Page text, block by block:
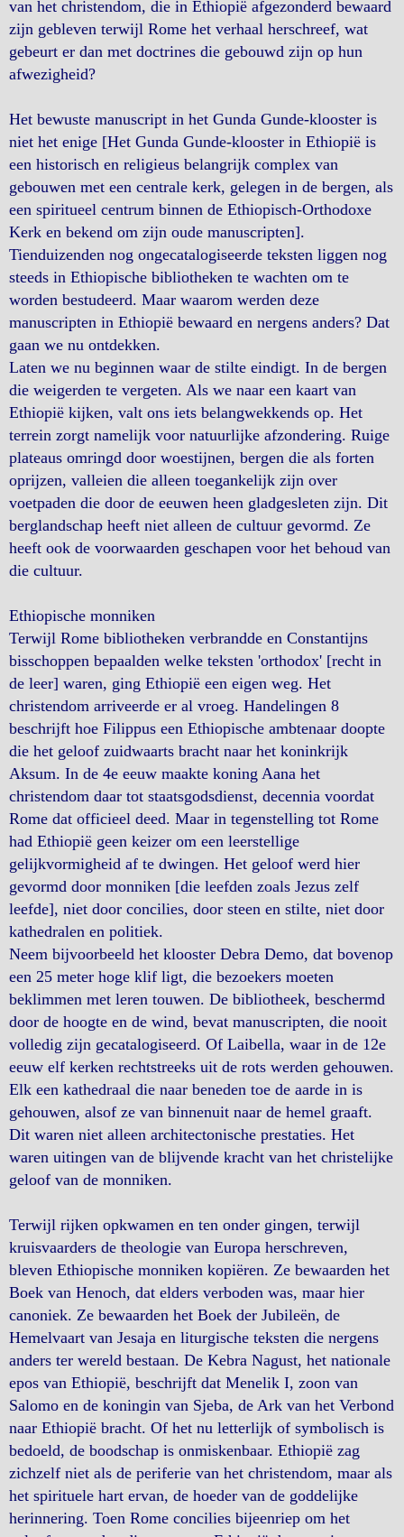
van het christendom, die in Ethiopië afgezonderd bewaard
zijn gebleven terwijl Rome het verhaal herschreef, wat
gebeurt er dan met doctrines die gebouwd zijn op hun
afwezigheid?
Het bewuste manuscript in het Gunda Gunde-klooster is
niet het enige [Het Gunda Gunde-klooster in Ethiopië is
een historisch en religieus belangrijk complex van
gebouwen met een centrale kerk, gelegen in de bergen, als
een spiritueel centrum binnen de Ethiopisch-Orthodoxe
Kerk en bekend om zijn oude manuscripten].
Tienduizenden nog ongecatalogiseerde teksten liggen nog
steeds in Ethiopische bibliotheken te wachten om te
worden bestudeerd. Maar waarom werden deze
manuscripten in Ethiopië bewaard en nergens anders? Dat
gaan we nu ontdekken.
Laten we nu beginnen waar de stilte eindigt. In de bergen
die weigerden te vergeten. Als we naar een kaart van
Ethiopië kijken, valt ons iets belangwekkends op. Het
terrein zorgt namelijk voor natuurlijke afzondering. Ruige
plateaus omringd door woestijnen, bergen die als forten
oprijzen, valleien die alleen toegankelijk zijn over
voetpaden die door de eeuwen heen gladgesleten zijn. Dit
berglandschap heeft niet alleen de cultuur gevormd. Ze
heeft ook de voorwaarden geschapen voor het behoud van
die cultuur.
Ethiopische monniken
Terwijl Rome bibliotheken verbrandde en Constantijns
bisschoppen bepaalden welke teksten 'orthodox' [recht in
de leer] waren, ging Ethiopië een eigen weg. Het
christendom arriveerde er al vroeg. Handelingen 8
beschrijft hoe Filippus een Ethiopische ambtenaar doopte
die het geloof zuidwaarts bracht naar het koninkrijk
Aksum. In de 4e eeuw maakte koning Aana het
christendom daar tot staatsgodsdienst, decennia voordat
Rome dat officieel deed. Maar in tegenstelling tot Rome
had Ethiopië geen keizer om een leerstellige
gelijkvormigheid af te dwingen. Het geloof werd hier
gevormd door monniken [die leefden zoals Jezus zelf
leefde], niet door concilies, door steen en stilte, niet door
kathedralen en politiek.
Neem bijvoorbeeld het klooster Debra Demo, dat bovenop
een 25 meter hoge klif ligt, die bezoekers moeten
beklimmen met leren touwen. De bibliotheek, beschermd
door de hoogte en de wind, bevat manuscripten, die nooit
volledig zijn gecatalogiseerd. Of Laibella, waar in de 12e
eeuw elf kerken rechtstreeks uit de rots werden gehouwen.
Elk een kathedraal die naar beneden toe de aarde in is
gehouwen, alsof ze van binnenuit naar de hemel graaft.
Dit waren niet alleen architectonische prestaties. Het
waren uitingen van de blijvende kracht van het christelijke
geloof van de monniken.
Terwijl rijken opkwamen en ten onder gingen, terwijl
kruisvaarders de theologie van Europa herschreven,
bleven Ethiopische monniken kopiëren. Ze bewaarden het
Boek van Henoch, dat elders verboden was, maar hier
canoniek. Ze bewaarden het Boek der Jubileën, de
Hemelvaart van Jesaja en liturgische teksten die nergens
anders ter wereld bestaan. De Kebra Nagust, het nationale
epos van Ethiopië, beschrijft dat Menelik I, zoon van
Salomo en de koningin van Sjeba, de Ark van het Verbond
naar Ethiopië bracht. Of het nu letterlijk of symbolisch is
bedoeld, de boodschap is onmiskenbaar. Ethiopië zag
zichzelf niet als de periferie van het christendom, maar als
het spirituele hart ervan, de hoeder van de goddelijke
herinnering. Toen Rome concilies bijeenriep om het